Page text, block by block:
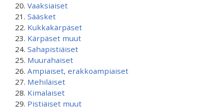
Vaaksiaiset
Sääsket
Kukkakärpäset
Kärpäset muut
Sahapistiäiset
Muurahaiset
Ampiaiset, erakkoampiaiset
Mehiläiset
Kimalaiset
Pistiäiset muut